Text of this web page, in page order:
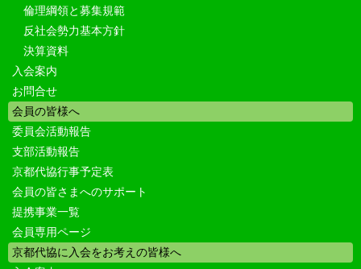
倫理綱領と募集規範
反社会勢力基本方針
決算資料
入会案内
お問合せ
会員の皆様へ
委員会活動報告
支部活動報告
京都代協行事予定表
会員の皆さまへのサポート
提携事業一覧
会員専用ページ
京都代協に入会をお考えの皆様へ